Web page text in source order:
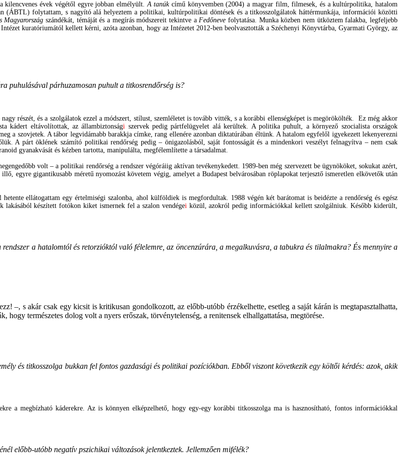
kilencvenes évek végétől egyre jobban elmélyült.A tanúkcímű könyvemben (2004) a magyar film, filmesek, és a kultúrpolitika, hatalom
(ÁBTL) folytattam, s nagyító alá helyeztema politikai, kultúrpolitikai döntések és a titkosszolgálatok háttérmunkája, információi közötti
Magyarország szándékát, témáját és a megírás módszereit tekintve aFedőneve folytatása. Munka közben nem ütköztem falakba, legfeljebb
kuratóriumától kellett kérni, azóta azonban, hogy az Intézetet 2012-ben beolvasztották a Széchenyi Könyvtárba, Gyarmati György, az
puhulásával párhuzamosan puhult a titkosrendőrség is?
részét, és a szolgálatok ezzel a módszert, stílust, szemléletet is tovább vitték, s a korábbi ellenségképet is megörökölték. Ez még akkor
kádert eltávolítottak, az állambiztonsági szervek pedig pártfelügyelet alá kerültek. A politika puhult, a környező szocialista országok
a szovjetek. A tábor legvidámabb barakkja címke, rang ellenére azonban diktatúrában éltünk. A hatalom egyfelől igyekezett lekenyerezni
A párt öklének számító politikai rendőrség pedig – önigazolásból, saját fontosságát és a mindenkori veszélyt felnagyítva – nem csak
gyanakvását és kézben tartotta, manipulálta, megfélemlítette a társadalmat.
volt – a politikai rendőrség a rendszer végóráiig aktívan tevékenykedett. 1989-ben még szervezett be ügynököket, sokukat azért,
egyre gigantikusabb méretű nyomozást követem végig, amelyet a Budapest belvárosában röplapokat terjesztő ismeretlen elkövetők után
ellátogattam egy értelmiségi szalonba, ahol külföldiek is megfordultak. 1988 végén két barátomat is beidézte a rendőrség és egész
készített fotókon kiket ismernek fel a szalon vendégeiközül, azokról pedig információkkal kellett szolgálniuk. Később kiderült,
a hatalomtól és retorzióktól való félelemre, az öncenzúrára, a megalkuvásra, a tabukra és tilalmakra? És mennyire a
–, s akár csak egy kicsit is kritikusan gondolkozott, az előbb-utóbb érzékelhette, esetleg a saját kárán is megtapasztalhatta,
hogy természetes dolog volt a nyers erőszak, törvénytelenség, a renitensek elhallgattatása, megtörése.
és titkosszolga bukkan fel fontos gazdasági és politikai pozíciókban. Ebből viszont következik egy költői kérdés: azok, akik
a megbízható káderekre. Az is könnyen elképzelhető, hogy egy-egy korábbi titkosszolga ma is hasznosítható, fontos információkkal
előbb-utóbb negatív pszichikai változások jelentkeztek. Jellemzően mifélék?